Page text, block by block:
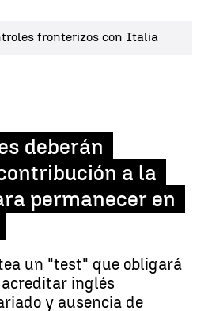
fronterizos con Italia
deberán
a la
permanecer en
un "test" que obligará
inglés
y ausencia de